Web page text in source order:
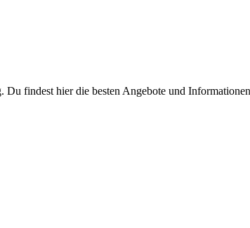
Du findest hier die besten Angebote und